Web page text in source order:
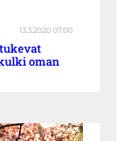
13.3.2020 07:00
oman